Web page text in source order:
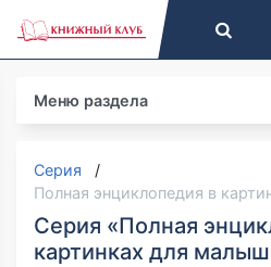
Меню раздела
Серия
Полная энциклопедия в
Серия «Полная
картинках для